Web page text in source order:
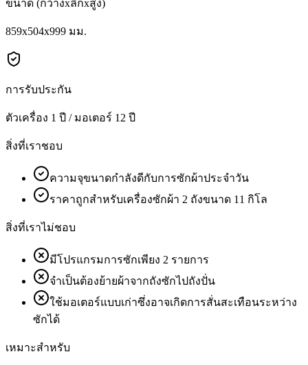
ขนาด (กว้างxลึกxสูง)
859x504x999 มม.
การรับประกัน
ตัวเครื่อง 1 ปี / มอเตอร์ 12 ปี
สิ่งที่เราชอบ
ความจุขนาดกำลังดีกับการซักผ้าประจำวัน
ราคาถูกสำหรับเครื่องซักผ้า 2 ถังขนาด 11 กิโล
สิ่งที่เราไม่ชอบ
มีโปรแกรมการซักเพียง 2 รายการ
จำเป็นต้องย้ายผ้าจากถังซักไปถังปั่น
ใช้มอเตอร์แบบเก่าซึ่งอาจเกิดการสั่นสะเทือนระหว่าง
ซักได้
เหมาะสำหรับ